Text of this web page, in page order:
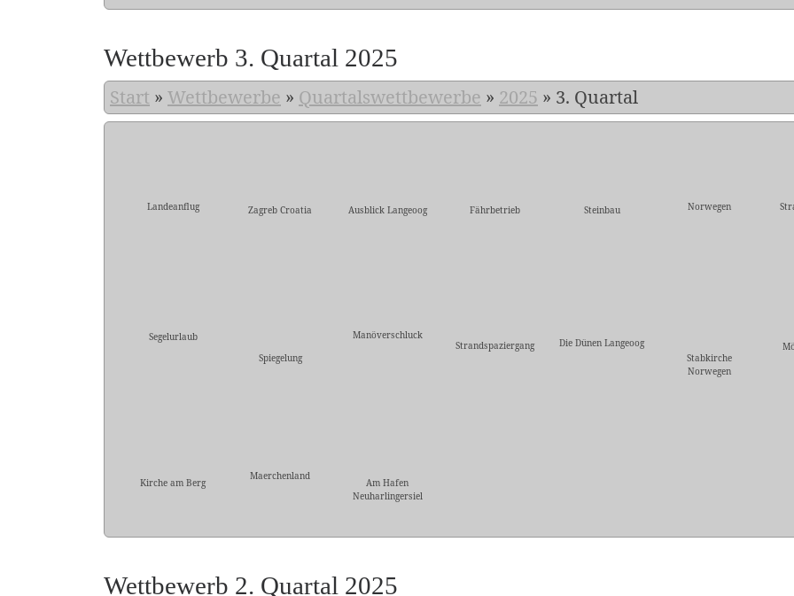
Wettbewerb 3. Quartal 2025
Start » Wettbewerbe » Quartalswettbewerbe » 2025 » 3. Quartal
Landeanflug Zagreb Croatia Ausblick Langeoog Fährbetrieb Steinbau Norwegen
Segelurlaub
Spiegelung
Manöverschluck
Strandspaziergang
Die Dünen Langeoog
Stabkirche
Norwegen
Kirche am Berg
Maerchenland
Am Hafen
Neuharlingersiel
Wettbewerb 2. Quartal 2025